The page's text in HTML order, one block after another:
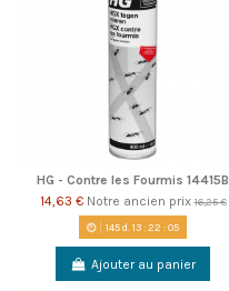
HG - Contre les Fourmis 14415B
14,63 € Notre ancien prix16,25 €
145d. 13:22 :05
Ajouter au panier